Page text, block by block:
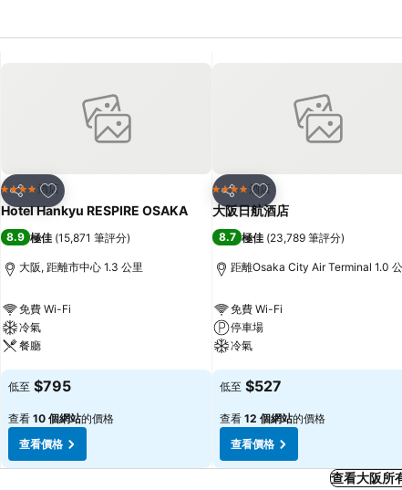
分享
放到收藏夾
4 星級 酒店
Hotel Hankyu RESPIRE OSAKA
8.9 極佳 (15,871 筆評分)
大阪, 距離市中心 1.3 公里
免費 Wi-Fi
冷氣
餐廳
查看價格
低至 $795
查看 10 個網站的價格
查看價格
分享
放到收藏夾
4 星級 酒店
大阪日航酒店
8.7 極佳 (23,789 筆評分)
距離Osaka City Air Terminal 1.0
免費 Wi-Fi
停車場
冷氣
查看價格
低至 $527
查看 12 個網站的價格
查看價格
查看大阪所